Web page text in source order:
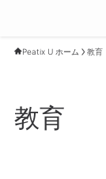
Peatix U ホーム 教育
教育